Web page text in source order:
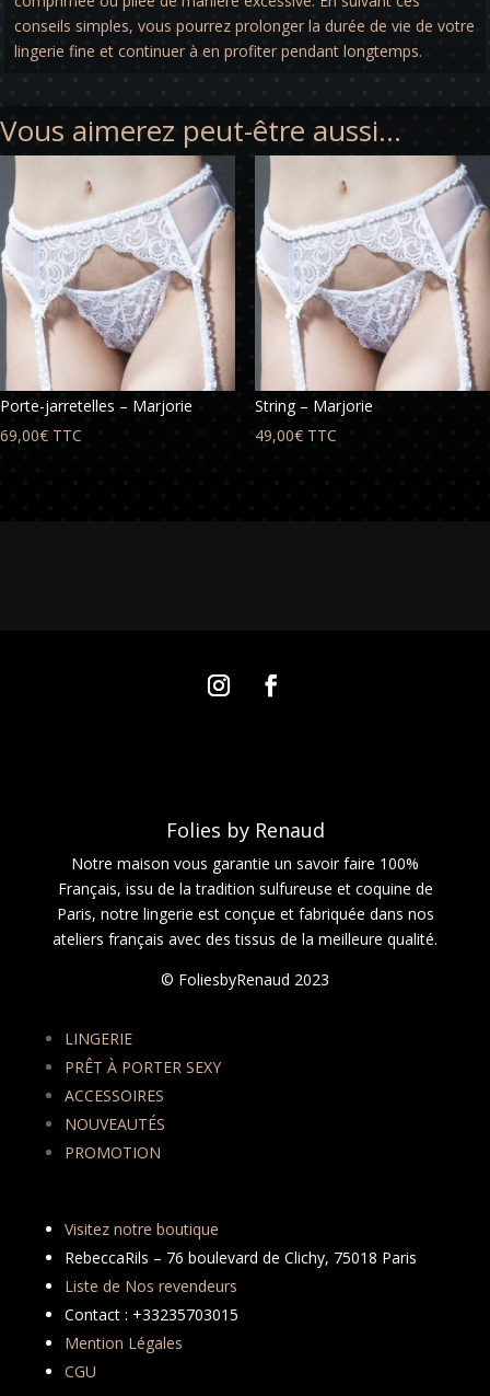
conseils simples, vous pourrez prolonger la durée de vie de votre
lingerie fine et continuer à en profiter pendant longtemps.
Vous aimerez peut-être aussi…
Porte-jarretelles – Marjorie
69,00€ TTC
String – Marjorie
49,00€ TTC
Folies by Renaud
Notre maison vous garantie un savoir faire 100%
Français, issu de la tradition sulfureuse et coquine de
Paris, notre lingerie est conçue et fabriquée dans nos
ateliers français avec des tissus de la meilleure qualité.
© FoliesbyRenaud 2023
LINGERIE
PRÊT À PORTER SEXY
ACCESSOIRES
NOUVEAUTÉS
PROMOTION
Visitez notre boutique
RebeccaRils – 76 boulevard de Clichy, 75018 Paris
Liste de Nos revendeurs
Contact : +33235703015
Mention Légales
CGU